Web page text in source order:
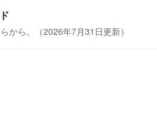
から。（2026年7月31日更新）